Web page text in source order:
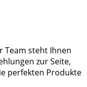
Team steht Ihnen
zur Seite,
perfekten Produkte